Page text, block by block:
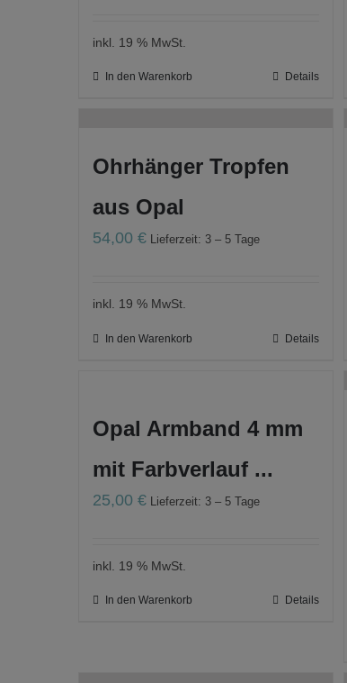
inkl. 19 % MwSt.
In den Warenkorb Details
Ohrhänger Tropfen
aus Opal
54,00 € Lieferzeit: 3 – 5 Tage
inkl. 19 % MwSt.
In den Warenkorb Details
Opal Armband 4 mm
mit Farbverlauf ...
25,00 € Lieferzeit: 3 – 5 Tage
inkl. 19 % MwSt.
In den Warenkorb Details